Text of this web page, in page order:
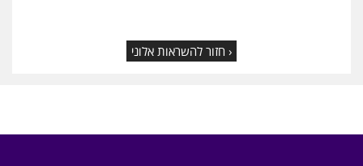
‹ חזור להשראות אלוני